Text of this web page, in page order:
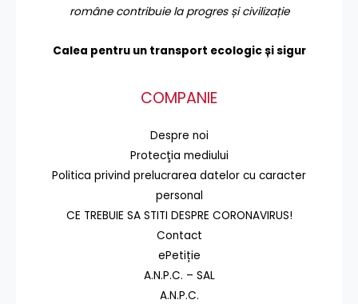
române contribuie la progres și civilizație
Calea pentru un transport ecologic și sigur
COMPANIE
Despre noi
Protecţia mediului
Politica privind prelucrarea datelor cu caracter
personal
CE TREBUIE SA STITI DESPRE CORONAVIRUS!
Contact
ePetiție
A.N.P.C. – SAL
A.N.P.C.